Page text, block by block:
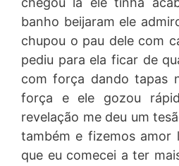
banho beijaram ele
chupou o pau dele com
pediu para ela ficar de
com força dando tapas
força e ele gozou
revelação me deu um
também e fizemos amor
que eu comecei a ter